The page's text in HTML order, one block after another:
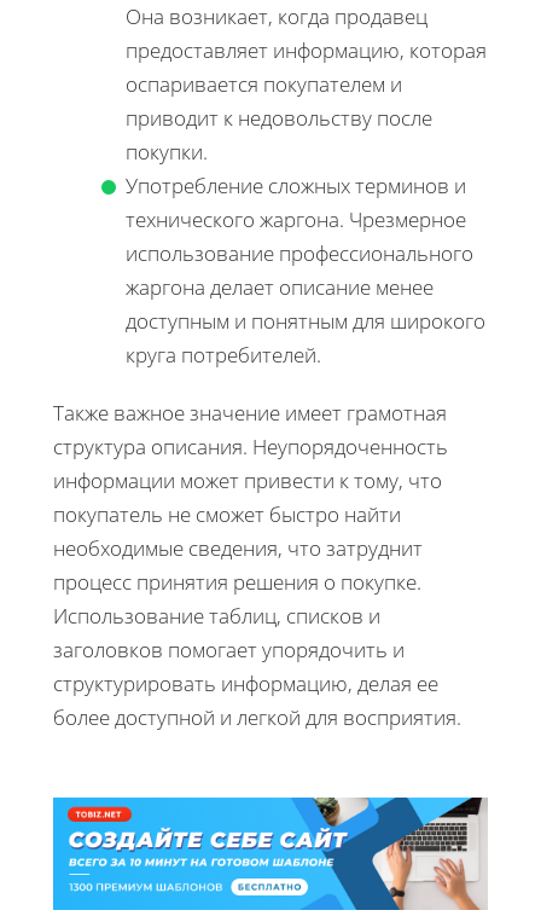
Она возникает, когда продавец
предоставляет информацию, которая
оспаривается покупателем и
приводит к недовольству после
покупки.
Употребление сложных терминов и
технического жаргона. Чрезмерное
использование профессионального
жаргона делает описание менее
доступным и понятным для широкого
круга потребителей.
Также важное значение имеет грамотная
структура описания. Неупорядоченность
информации может привести к тому, что
покупатель не сможет быстро найти
необходимые сведения, что затруднит
процесс принятия решения о покупке.
Использование таблиц, списков и
заголовков помогает упорядочить и
структурировать информацию, делая ее
более доступной и легкой для восприятия.